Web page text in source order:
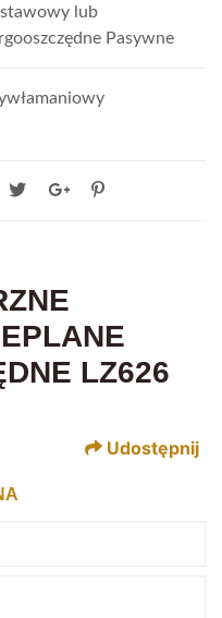
lub
Pasywne
LZ626
Udostępnij